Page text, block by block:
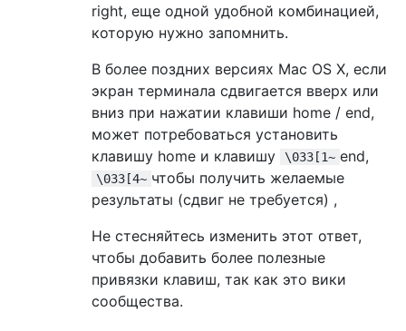
right, еще одной удобной комбинацией,
которую нужно запомнить.
В более поздних версиях Mac OS X, если
экран терминала сдвигается вверх или
вниз при нажатии клавиши home / end,
может потребоваться установить
клавишу home и клавишу
\033[1~ end,
\033[4~ чтобы получить желаемые
результаты (сдвиг не требуется) ,
Не стесняйтесь изменить этот ответ,
чтобы добавить более полезные
привязки клавиш, так как это вики
сообщества.